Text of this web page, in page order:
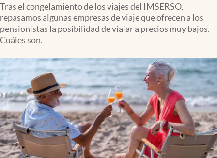
Tras el congelamiento de los viajes del IMSERSO,
repasamos algunas empresas de viaje que ofrecen a los
pensionistas la posibilidad de viajar a precios muy bajos.
Cuáles son.